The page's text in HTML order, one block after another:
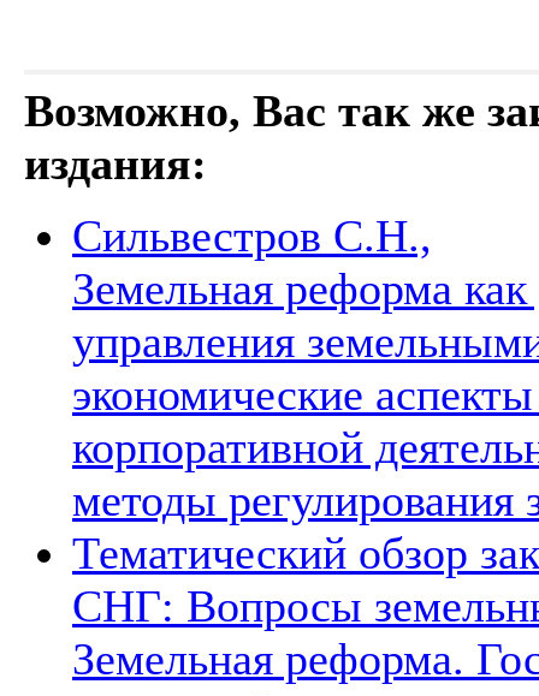
Возможно, Вас так же
издания:
Сильвестров С.Н.,
Земельная реформа
управления
экономические
корпоративной
методы
Тематический обзор
СНГ: Вопросы
Земельная реформа.